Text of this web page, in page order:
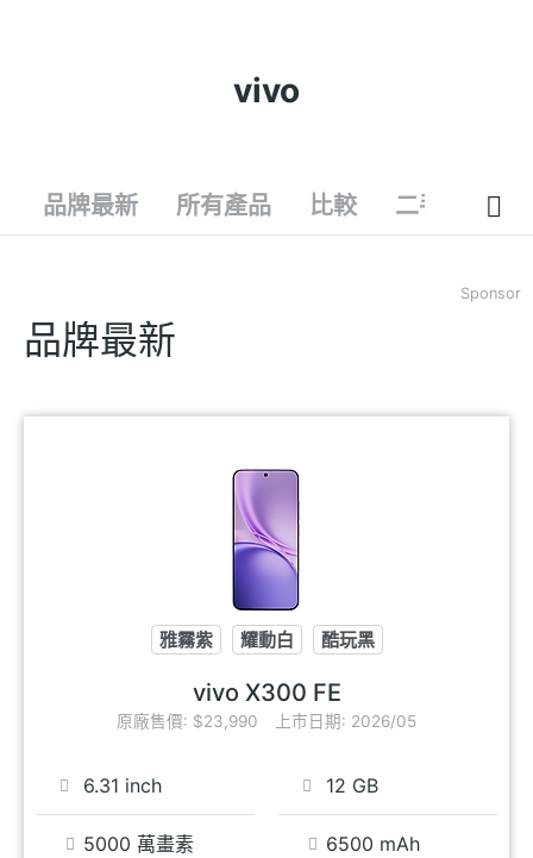
vivo
品牌最新 所有產品 比較 二手
Sponsor
品牌最新
雅霧紫 耀動白 酷玩黑
vivo X300 FE
原廠售價: $23,990 上市日期: 2026/05
6.31 inch
5000 萬畫素
12 GB
6500 mAh